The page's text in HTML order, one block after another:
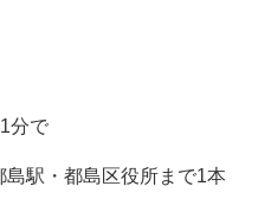
分で
駅・都島区役所まで1本